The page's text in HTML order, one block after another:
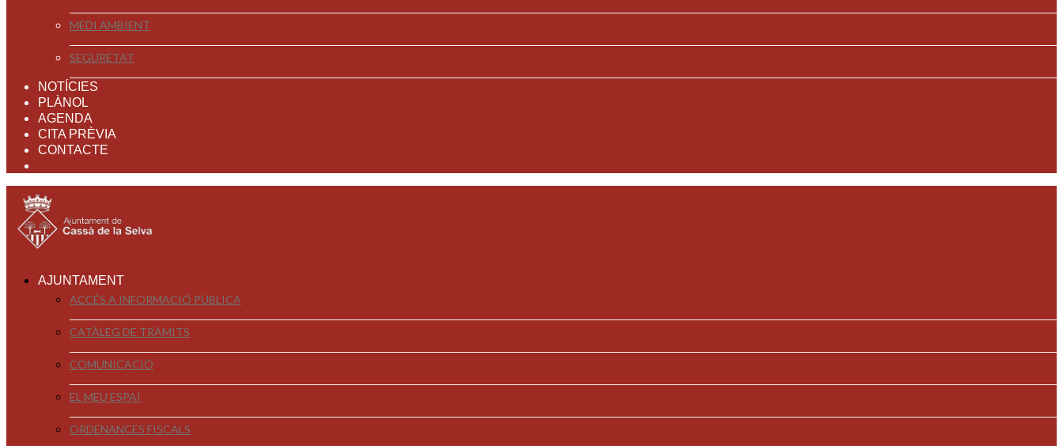
MEDI AMBIENT
SEGURETAT
NOTÍCIES
PLÀNOL
AGENDA
CITA PRÈVIA
CONTACTE
AJUNTAMENT
ACCÉS A INFORMACIÓ PÚBLICA
CATÀLEG DE TRÀMITS
COMUNICACIÓ
EL MEU ESPAI
ORDENANCES FISCALS